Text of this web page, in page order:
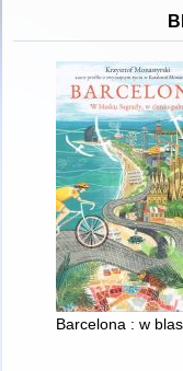
Barcelona : w